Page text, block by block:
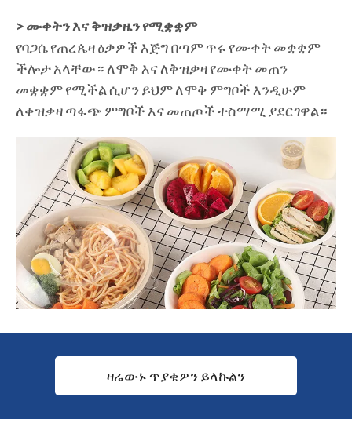
> ሙቀትን እና ቅዝቃዜን የሚቋቋም
የባጋሴ የጠረጴዛ ዕቃዎች እጅግ በጣም ጥሩ የሙቀት መቋቋም
ችሎታ አላቸው። ለሞቅ እና ለቅዝቃዛ የሙቀት መጠን
መቋቋም የሚችል ሲሆን ይህም ለሞቅ ምግቦች እንዲሁም
ለቀዝቃዛ ጣፋጭ ምግቦች እና መጠጦች ተስማሚ ያደርገዋል።
ዛሬውኑ ጥያቄዎን ይላኩልን